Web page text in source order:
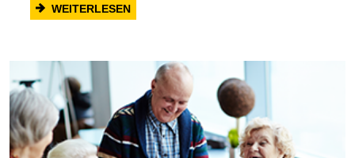
WEITERLESEN: BAUPROJEKT SCHREITET VORAN